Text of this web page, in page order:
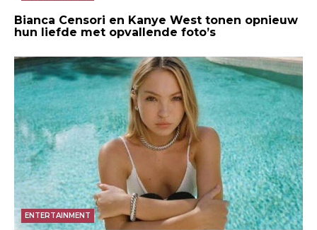
Bianca Censori en Kanye West tonen opnieuw
hun liefde met opvallende foto’s
ENTERTAINMENT